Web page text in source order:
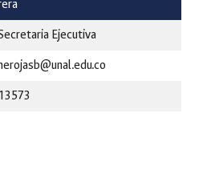
Ejecutiva
13573